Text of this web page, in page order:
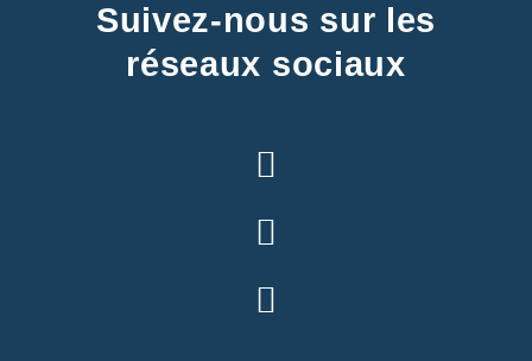
Suivez-nous sur les
réseaux sociaux